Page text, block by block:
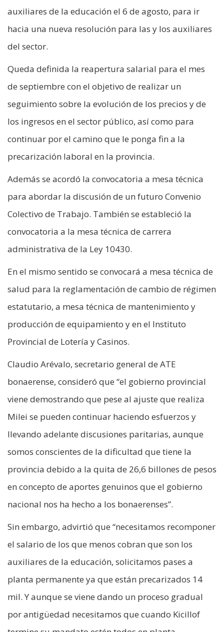
auxiliares de la educación el 6 de agosto, para ir
hacia una nueva resolución para las y los auxiliares
del sector.
Queda definida la reapertura salarial para el mes
de septiembre con el objetivo de realizar un
seguimiento sobre la evolución de los precios y de
los ingresos en el sector público, así como para
continuar por el camino que le ponga fin a la
precarización laboral en la provincia.
Además se acordó la convocatoria a mesa técnica
para abordar la discusión de un futuro Convenio
Colectivo de Trabajo. También se estableció la
convocatoria a la mesa técnica de carrera
administrativa de la Ley 10430.
En el mismo sentido se convocará a mesa técnica de
salud para la reglamentación de cambio de régimen
estatutario, a mesa técnica de mantenimiento y
producción de equipamiento y en el Instituto
Provincial de Lotería y Casinos.
Claudio Arévalo, secretario general de ATE
bonaerense, consideró que “el gobierno provincial
viene demostrando que pese al ajuste que realiza
Milei se pueden continuar haciendo esfuerzos y
llevando adelante discusiones paritarias, aunque
somos conscientes de la dificultad que tiene la
provincia debido a la quita de 26,6 billones de pesos
en concepto de aportes genuinos que el gobierno
nacional nos ha hecho a los bonaerenses”.
Sin embargo, advirtió que “necesitamos recomponer
el salario de los que menos cobran que son los
auxiliares de la educación, solicitamos pases a
planta permanente ya que están precarizados 14
mil. Y aunque se viene dando un proceso gradual
por antigüedad necesitamos que cuando Kicillof